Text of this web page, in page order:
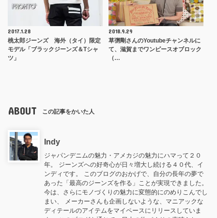
2017.1.28
桃太郎ジーンズ 海外（タイ）限定
モデル「ブラックジーンズ＆Tシャ
ツ」
2018.9.29
草彅剛さんのYoutubeチャンネルに
て、滋賀までワンピースオブロック
（…
ABOUT この記事をかいた人
Indy
ジャパンデニムの魅力・アメカジの魅力にハマって２０
年。 ジーンズへの好奇心が日々増大し続ける４０代、イ
ンディです。 このブログのおかげで、自分の長年の夢で
あった「最高のジーンズを作る」ことが実現できました。
今は、さらにモノづくりの魅力に変態的にのめりこんでし
まい、 メーカーさんも企画しないような、マニアックな
ディテールのアイテムをマイペースにリリースしていま